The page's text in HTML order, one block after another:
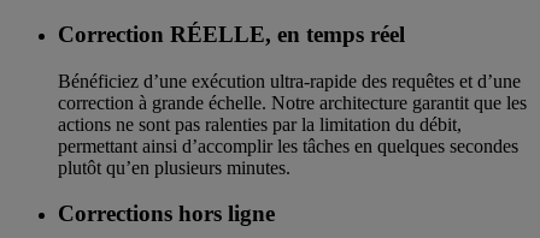
Correction RÉELLE, en temps réel
Bénéficiez d’une exécution ultra-rapide des requêtes et d’une
correction à grande échelle. Notre architecture garantit que les
actions ne sont pas ralenties par la limitation du débit,
permettant ainsi d’accomplir les tâches en quelques secondes
plutôt qu’en plusieurs minutes.
Corrections hors ligne